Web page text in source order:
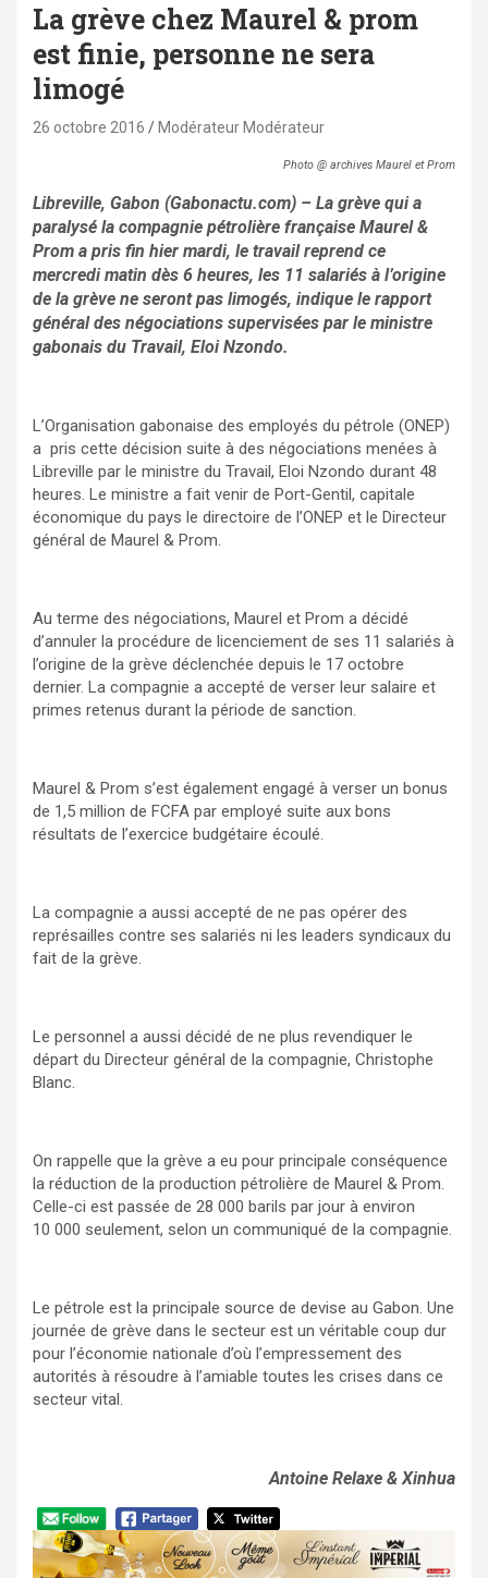
La grève chez Maurel & prom
est finie, personne ne sera
limogé
26 octobre 2016 Modérateur Modérateur
Photo @ archives Maurel et Prom
Libreville, Gabon (Gabonactu.com) – La grève qui a
paralysé la compagnie pétrolière française Maurel &
Prom a pris fin hier mardi, le travail reprend ce
mercredi matin dès 6 heures, les 11 salariés à l’origine
de la grève ne seront pas limogés, indique le rapport
général des négociations supervisées par le ministre
gabonais du Travail, Eloi Nzondo.
L’Organisation gabonaise des employés du pétrole (ONEP)
a pris cette décision suite à des négociations menées à
Libreville par le ministre du Travail, Eloi Nzondo durant 48
heures. Le ministre a fait venir de Port-Gentil, capitale
économique du pays le directoire de l’ONEP et le Directeur
général de Maurel & Prom.
Au terme des négociations, Maurel et Prom a décidé
d’annuler la procédure de licenciement de ses 11 salariés à
l’origine de la grève déclenchée depuis le 17 octobre
dernier. La compagnie a accepté de verser leur salaire et
primes retenus durant la période de sanction.
Maurel & Prom s’est également engagé à verser un bonus
de 1,5 million de FCFA par employé suite aux bons
résultats de l’exercice budgétaire écoulé.
La compagnie a aussi accepté de ne pas opérer des
représailles contre ses salariés ni les leaders syndicaux du
fait de la grève.
Le personnel a aussi décidé de ne plus revendiquer le
départ du Directeur général de la compagnie, Christophe
Blanc.
On rappelle que la grève a eu pour principale conséquence
la réduction de la production pétrolière de Maurel & Prom.
Celle-ci est passée de 28 000 barils par jour à environ
10 000 seulement, selon un communiqué de la compagnie.
Le pétrole est la principale source de devise au Gabon. Une
journée de grève dans le secteur est un véritable coup dur
pour l’économie nationale d’où l’empressement des
autorités à résoudre à l’amiable toutes les crises dans ce
secteur vital.
Antoine Relaxe & Xinhua